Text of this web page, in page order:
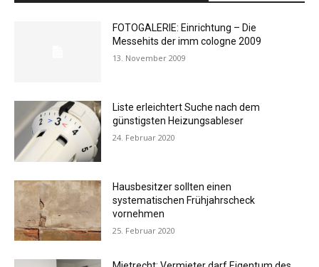
FOTOGALERIE: Einrichtung – Die
Messehits der imm cologne 2009
13. November 2009
Liste erleichtert Suche nach dem
günstigsten Heizungsableser
24. Februar 2020
Hausbesitzer sollten einen
systematischen Frühjahrscheck
vornehmen
25. Februar 2020